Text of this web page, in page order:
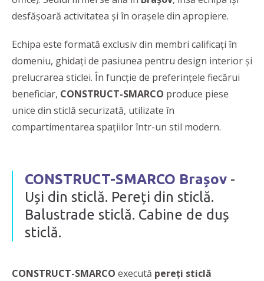
desfășoară activitatea și în orașele din apropiere.
Echipa este formată exclusiv din membri calificați în
domeniu, ghidați de pasiunea pentru design interior și
prelucrarea sticlei. În funcție de preferințele fiecărui
beneficiar, CONSTRUCT-SMARCO produce piese
unice din sticlă securizată, utilizate în
compartimentarea spațiilor într-un stil modern.
CONSTRUCT-SMARCO Brașov -
Uși din sticlă. Pereți din sticlă.
Balustrade sticlă. Cabine de duș
sticlă.
CONSTRUCT-SMARCO execută pereți sticlă